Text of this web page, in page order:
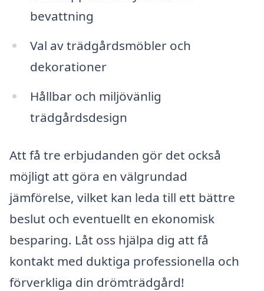
bevattning
Val av trädgårdsmöbler och
dekorationer
Hållbar och miljövänlig
trädgårdsdesign
Att få tre erbjudanden gör det också
möjligt att göra en välgrundad
jämförelse, vilket kan leda till ett bättre
beslut och eventuellt en ekonomisk
besparing. Låt oss hjälpa dig att få
kontakt med duktiga professionella och
förverkliga din drömträdgård!